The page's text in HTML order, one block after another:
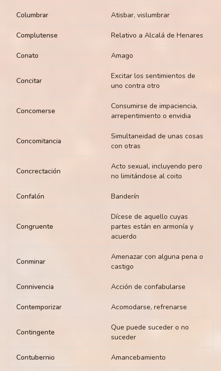
Columbrar Atisbar, vislumbrar
Complutense Relativo a Alcalá de Henares
Conato Amago
Concitar
Excitar los sentimientos de
uno contra otro
Concomerse
Consumirse de impaciencia,
arrepentimiento o envidia
Concomitancia
Simultaneidad de unas cosas
con otras
Concrectación
Acto sexual, incluyendo pero
no limitándose al coito
Confalón Banderín
Congruente
Dícese de aquello cuyas
partes están en armonía y
acuerdo
Conminar
Amenazar con alguna pena o
castigo
Connivencia Acción de confabularse
Contemporizar Acomodarse, refrenarse
Contingente
Que puede suceder o no
suceder
Contubernio Amancebamiento